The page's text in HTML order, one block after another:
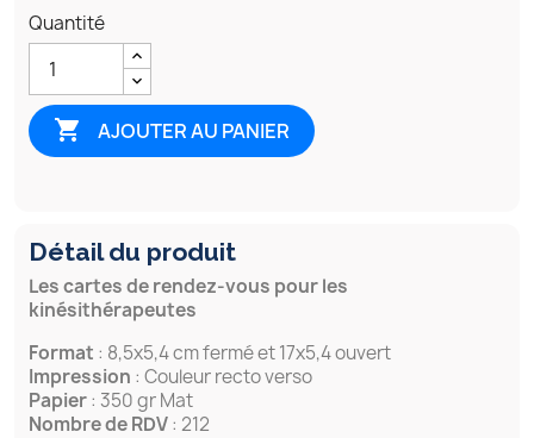
Quantité
 AJOUTER AU PANIER
Détail du produit
Les cartes de rendez-vous pour les
kinésithérapeutes
Format : 8,5x5,4 cm fermé et 17x5,4 ouvert
Impression : Couleur recto verso
Papier: 350 gr Mat
Nombre de RDV: 212